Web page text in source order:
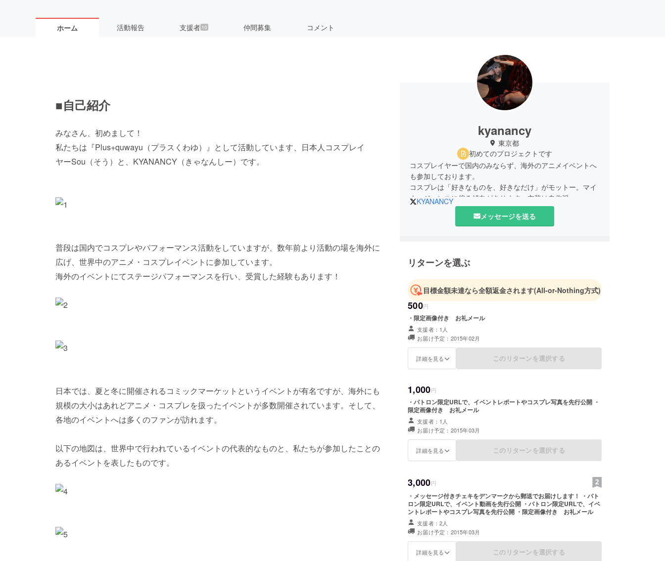
ホーム 活動報告 支援者 10 仲間募集 コメント
■自己紹介
みなさん、初めまして！
私たちは『Plus+quwayu（プラスくわゆ）』として活動しています、日本人コスプレイ
ヤーSou（そう）と、KYANANCY（きゃなんしー）です。
普段は国内でコスプレやパフォーマンス活動をしていますが、数年前より活動の場を海外に
広げ、世界中のアニメ・コスプレイベントに参加しています。
海外のイベントにてステージパフォーマンスを行い、受賞した経験もあります！
日本では、夏と冬に開催されるコミックマーケットというイベントが有名ですが、海外にも
規模の大小はあれどアニメ・コスプレを扱ったイベントが多数開催されています。そして、
各地のイベントへは多くのファンが訪れます。
以下の地図は、世界中で行われているイベントの代表的なものと、私たちが参加したことの
あるイベントを表したものです。
kyanancy
東京都
初めてのプロジェクトです
コスプレイヤーで国内のみならず、海外のアニメイベントへ
も参加しております。
コスプレは「好きなものを、好きなだけ」がモットー。マイ
ナージャンルに偏る傾向があります。衣装は自作派。
ステージ衣装やお店のコスチュームを担当することもありま
KYANANCY
メッセージを送る
リターンを選ぶ
目標金額未達なら全額返金されます(All-or-Nothing方式)
500円
・限定画像付き お礼メール
支援者：1人
お届け予定：2015年02月
詳細を見る このリターンを選択する
1,000円
・パトロン限定URLで、イベントレポートやコスプレ写真を先行公開 ・
限定画像付き お礼メール
支援者：1人
お届け予定：2015年03月
詳細を見る このリターンを選択する
3,000円
・メッセージ付きチェキをデンマークから郵送でお届けします！ ・パト
ロン限定URLで、イベント動画を先行公開 ・パトロン限定URLで、イベ
ントレポートやコスプレ写真を先行公開 ・限定画像付き お礼メール
支援者：2人
お届け予定：2015年03月
詳細を見る このリターンを選択する